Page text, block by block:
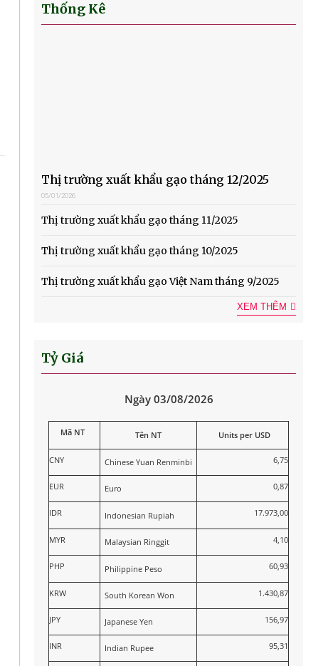
Thống Kê
Thị trường xuất khẩu gạo tháng 12/2025
05/01/2026
Thị trường xuất khẩu gạo tháng 11/2025
Thị trường xuất khẩu gạo tháng 10/2025
Thị trường xuất khẩu gạo Việt Nam tháng 9/2025
XEM THÊM
Tỷ Giá
Ngày 03/08/2026
Mã NT Tên NT Units per USD
CNY Chinese Yuan Renminbi 6,75
EUR Euro 0,87
IDR Indonesian Rupiah 17.973,00
MYR Malaysian Ringgit 4,10
PHP Philippine Peso 60,93
KRW South Korean Won 1.430,87
JPY Japanese Yen 156,97
INR Indian Rupee 95,31